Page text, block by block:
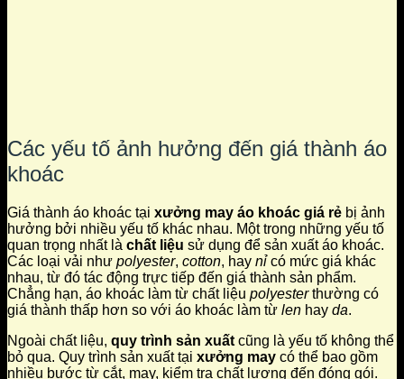
Các yếu tố ảnh hưởng đến giá thành áo
khoác
Giá thành áo khoác tại xưởng may áo khoác giá rẻ bị ảnh
hưởng bởi nhiều yếu tố khác nhau. Một trong những yếu tố
quan trọng nhất là chất liệu sử dụng để sản xuất áo khoác.
Các loại vải như polyester, cotton, hay nỉcó mức giá khác
nhau, từ đó tác động trực tiếp đến giá thành sản phẩm.
Chẳng hạn, áo khoác làm từ chất liệu polyesterthường có
giá thành thấp hơn so với áo khoác làm từ len hay da.
Ngoài chất liệu, quy trình sản xuất cũng là yếu tố không thể
bỏ qua. Quy trình sản xuất tại xưởng may có thể bao gồm
nhiều bước từ cắt, may, kiểm tra chất lượng đến đóng gói.